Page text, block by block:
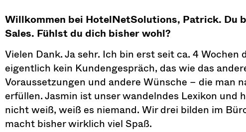
Willkommen bei HotelNetSolutions, Patrick. Du
Sales. Fühlst du dich bisher wohl?
Vielen Dank. Ja sehr. Ich bin erst seit ca. 4 Wochen
eigentlich kein Kundengespräch, das wie das
Voraussetzungen und andere Wünsche – die man
erfüllen. Jasmin ist unser wandelndes Lexikon und
nicht weiß, weiß es niemand. Wir drei bilden im
macht bisher wirklich viel Spaß.